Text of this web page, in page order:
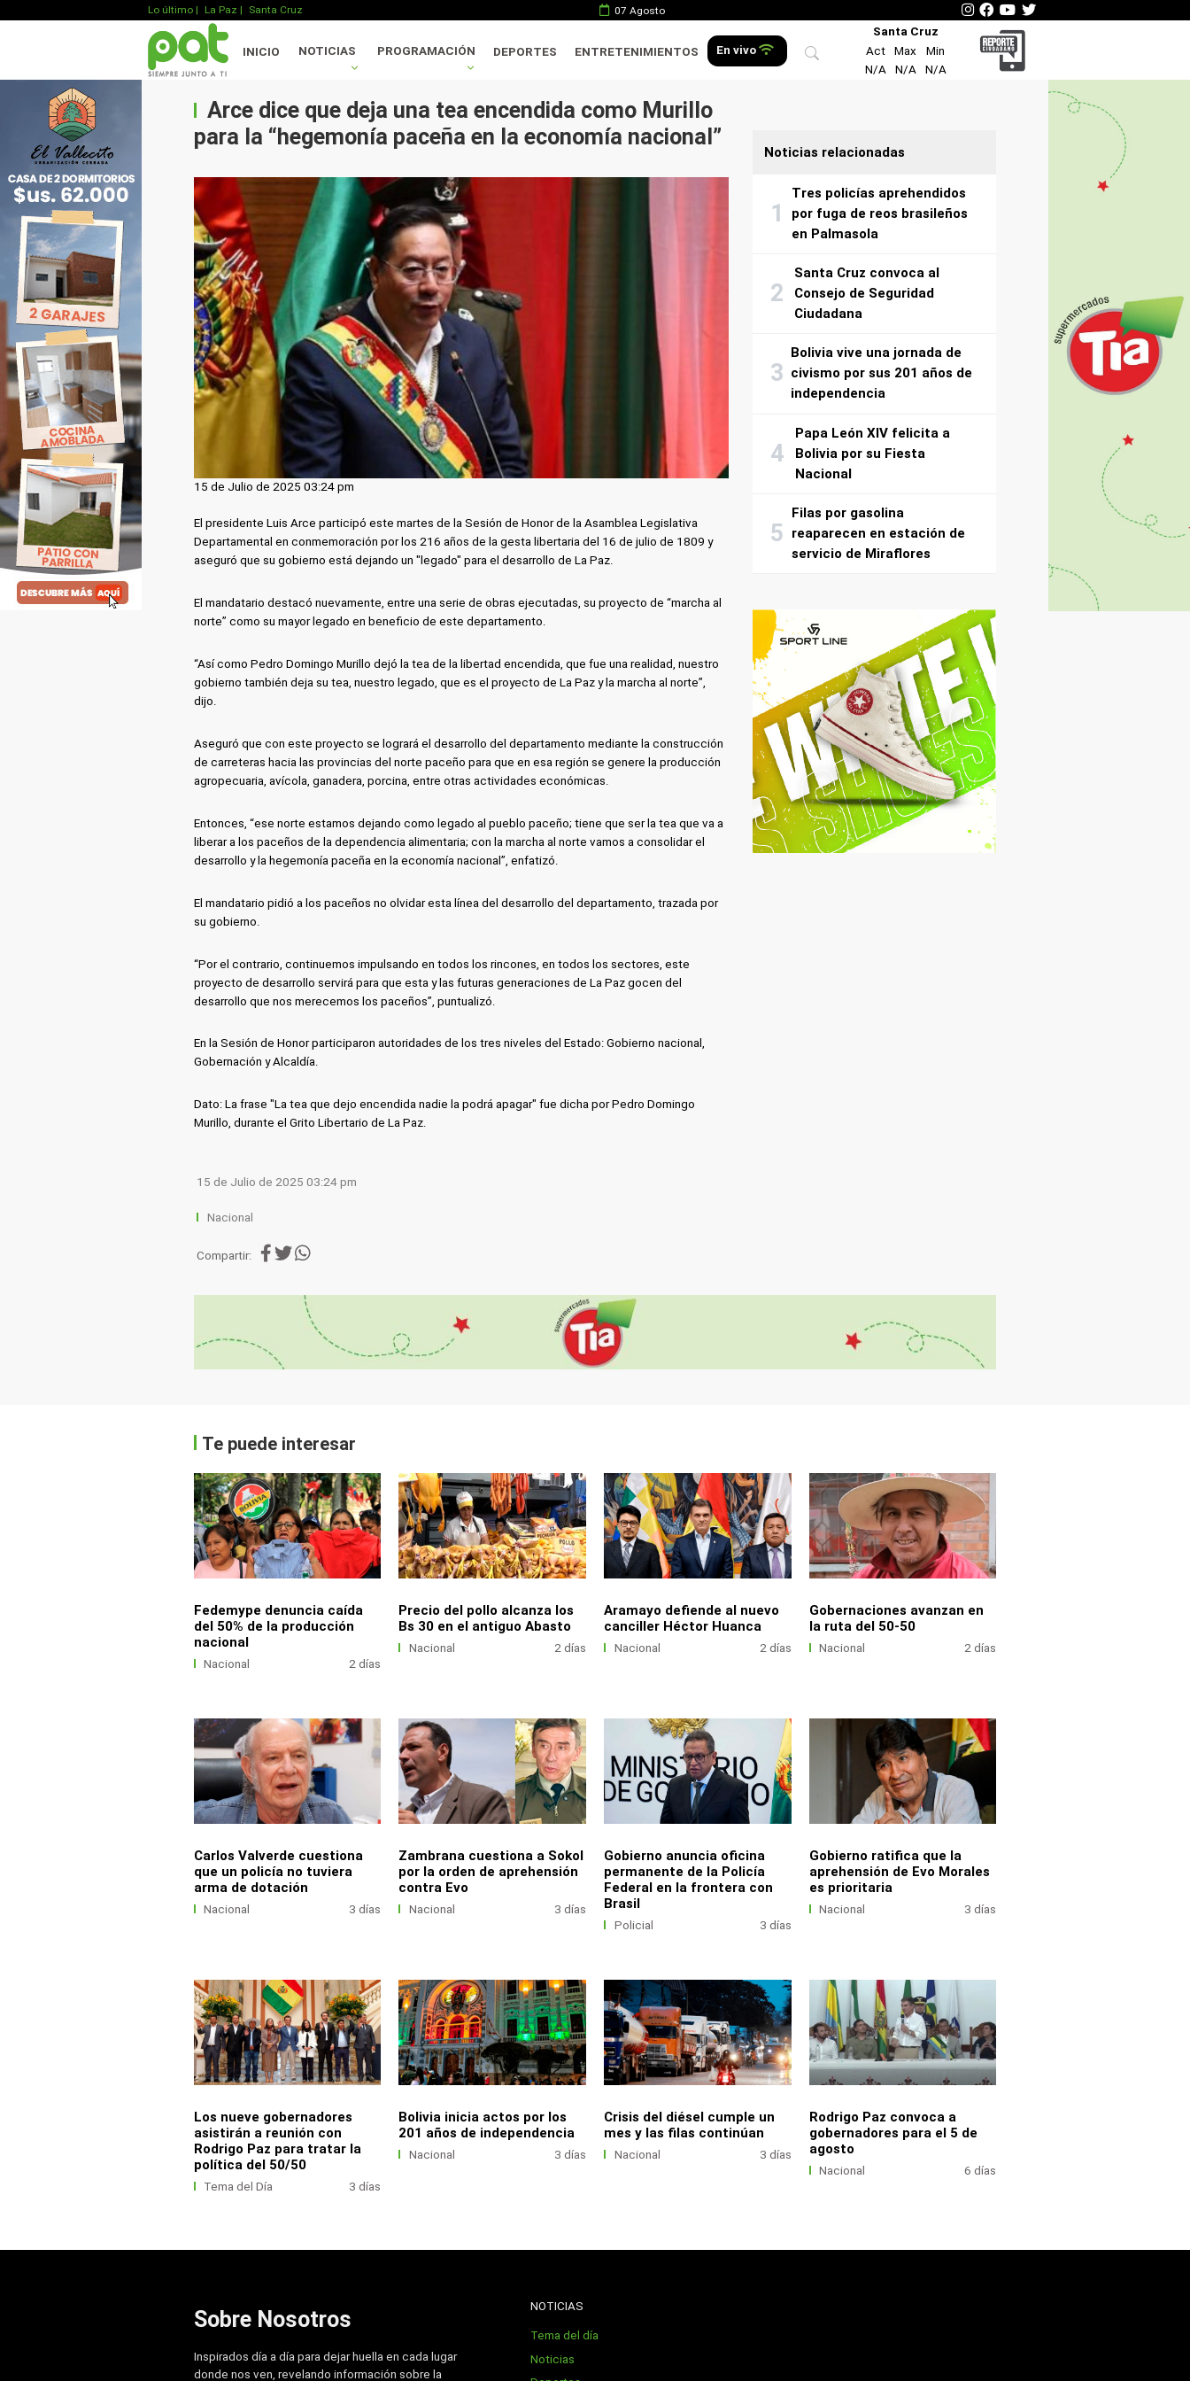
Lo último | La Paz | Santa Cruz 07 Agosto
INICIO NOTICIAS PROGRAMACIÓN DEPORTES ENTRETENIMIENTOS En vivo
Santa Cruz
Act
Max
Min
N/A
N/A N/A
Arce dice que deja una tea encendida como Murillo
para la “hegemonía paceña en la economía nacional”
15 de Julio de 2025 03:24 pm
El presidente Luis Arce participó este martes de la Sesión de Honor de la Asamblea Legislativa
Departamental en conmemoración por los 216 años de la gesta libertaria del 16 de julio de 1809 y
aseguró que su gobierno está dejando un "legado" para el desarrollo de La Paz.
El mandatario destacó nuevamente, entre una serie de obras ejecutadas, su proyecto de “marcha al
norte” como su mayor legado en beneficio de este departamento.
“Así como Pedro Domingo Murillo dejó la tea de la libertad encendida, que fue una realidad, nuestro
gobierno también deja su tea, nuestro legado, que es el proyecto de La Paz y la marcha al norte”,
dijo.
Aseguró que con este proyecto se logrará el desarrollo del departamento mediante la construcción
de carreteras hacia las provincias del norte paceño para que en esa región se genere la producción
agropecuaria, avícola, ganadera, porcina, entre otras actividades económicas.
Entonces, “ese norte estamos dejando como legado al pueblo paceño; tiene que ser la tea que va a
liberar a los paceños de la dependencia alimentaria; con la marcha al norte vamos a consolidar el
desarrollo y la hegemonía paceña en la economía nacional”, enfatizó.
El mandatario pidió a los paceños no olvidar esta línea del desarrollo del departamento, trazada por
su gobierno.
“Por el contrario, continuemos impulsando en todos los rincones, en todos los sectores, este
proyecto de desarrollo servirá para que esta y las futuras generaciones de La Paz gocen del
desarrollo que nos merecemos los paceños”, puntualizó.
En la Sesión de Honor participaron autoridades de los tres niveles del Estado: Gobierno nacional,
Gobernación y Alcaldía.
Dato: La frase "La tea que dejo encendida nadie la podrá apagar" fue dicha por Pedro Domingo
Murillo, durante el Grito Libertario de La Paz.
15 de Julio de 2025 03:24 pm
Nacional
Compartir:
Noticias relacionadas
Tres policías aprehendidos
por fuga de reos brasileños
en Palmasola
Santa Cruz convoca al
Consejo de Seguridad
Ciudadana
Bolivia vive una jornada de
civismo por sus 201 años de
independencia
Papa León XIV felicita a
Bolivia por su Fiesta
Nacional
Filas por gasolina
reaparecen en estación de
servicio de Miraflores
Te puede interesar
Fedemype denuncia caída
del 50% de la producción
nacional
Nacional 2 días
Precio del pollo alcanza los
Bs 30 en el antiguo Abasto
Nacional 2 días
Aramayo defiende al nuevo
canciller Héctor Huanca
Nacional 2 días
Gobernaciones avanzan en
la ruta del 50-50
Nacional 2 días
Carlos Valverde cuestiona
que un policía no tuviera
arma de dotación
Nacional 3 días
Zambrana cuestiona a Sokol
por la orden de aprehensión
contra Evo
Nacional 3 días
Gobierno anuncia oficina
permanente de la Policía
Federal en la frontera con
Brasil
Policial 3 días
Gobierno ratifica que la
aprehensión de Evo Morales
es prioritaria
Nacional 3 días
Los nueve gobernadores
asistirán a reunión con
Rodrigo Paz para tratar la
política del 50/50
Tema del Día 3 días
Bolivia inicia actos por los
201 años de independencia
Nacional 3 días
Crisis del diésel cumple un
mes y las filas continúan
Nacional 3 días
Rodrigo Paz convoca a
gobernadores para el 5 de
agosto
Nacional 6 días
Sobre Nosotros
Inspirados día a día para dejar huella en cada lugar
donde nos ven, revelando información sobre la
NOTICIAS
Tema del día
Noticias